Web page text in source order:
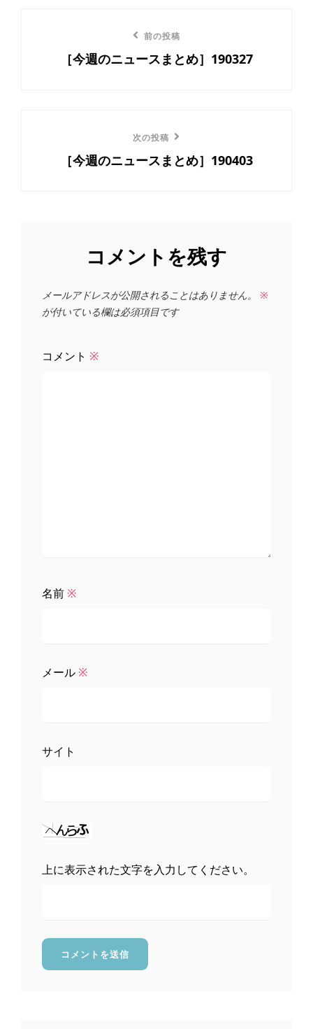
前の投稿
［今週のニュースまとめ］190327
次の投稿
［今週のニュースまとめ］190403
コメントを残す
メールアドレスが公開されることはありません。
※
が付いている欄は必須項目です
コメント ※
名前 ※
メール ※
サイト
上に表示された文字を入力してください。